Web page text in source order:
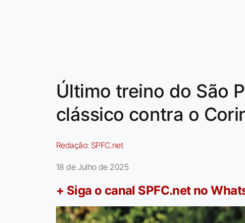
Último treino do São
clássico contra o
Redação: SPFC.net
18 de Julho de 2025
+ Siga o canal SPFC.net no